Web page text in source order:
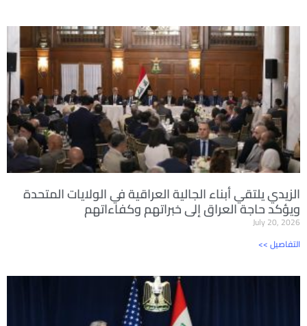
الزيدي يلتقي أبناء الجالية العراقية في الولايات المتحدة
ويؤكد حاجة العراق إلى خبراتهم وكفاءاتهم
July 20, 2026
<< التفاصيل